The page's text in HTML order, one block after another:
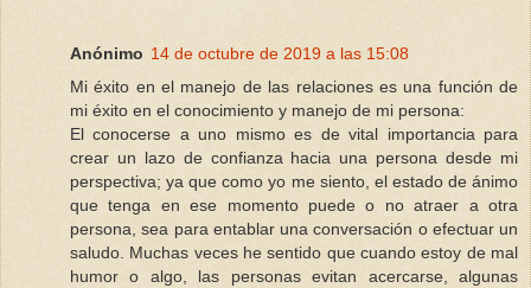
Anónimo 14 de octubre de 2019 a las 15:08
Mi éxito en el manejo de las relaciones es una función de
mi éxito en el conocimiento y manejo de mi persona:
El conocerse a uno mismo es de vital importancia para
crear un lazo de confianza hacia una persona desde mi
perspectiva; ya que como yo me siento, el estado de ánimo
que tenga en ese momento puede o no atraer a otra
persona, sea para entablar una conversación o efectuar un
saludo. Muchas veces he sentido que cuando estoy de mal
humor o algo, las personas evitan acercarse, algunas